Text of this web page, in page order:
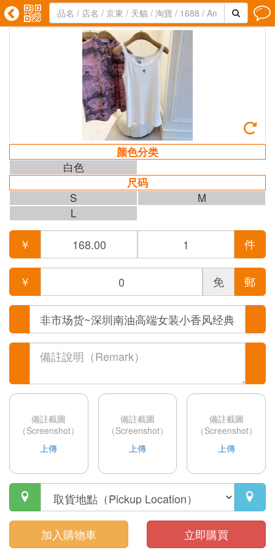
   

颜色分类
白色
尺码
S
M
L
￥ 件
￥ 免 郵
備註截圖
（Screenshot）
上傳
備註截圖
（Screenshot）
上傳
備註截圖
（Screenshot）
上傳
 
加入購物車 立即購買